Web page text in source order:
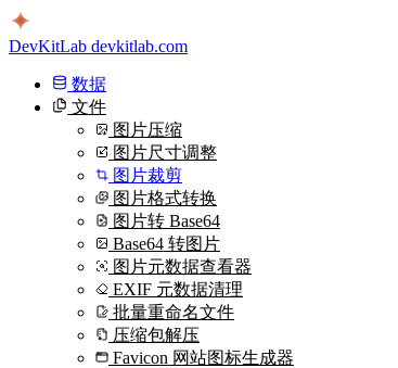
DevKitLab devkitlab.com
数据
文件
图片压缩
图片尺寸调整
图片裁剪
图片格式转换
图片转 Base64
Base64 转图片
图片元数据查看器
EXIF 元数据清理
批量重命名文件
压缩包解压
Favicon 网站图标生成器